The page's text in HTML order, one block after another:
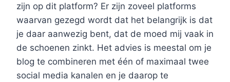
zijn op dit platform? Er zijn zoveel platforms
waarvan gezegd wordt dat het belangrijk is dat
je daar aanwezig bent, dat de moed mij vaak in
de schoenen zinkt. Het advies is meestal om je
blog te combineren met één of maximaal twee
social media kanalen en je daarop te